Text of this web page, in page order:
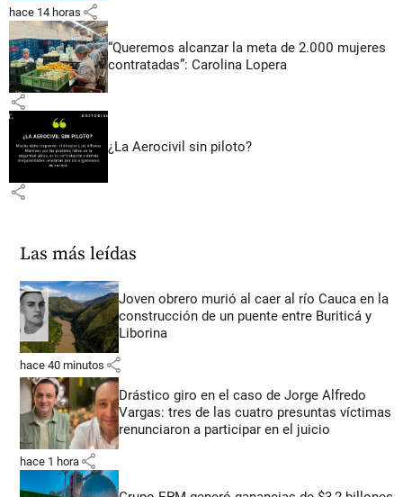
hace 14 horas share
“Queremos alcanzar la meta de 2.000 mujeres
contratadas”: Carolina Lopera
share
¿La Aerocivil sin piloto?
share
Las más leídas
Joven obrero murió al caer al río Cauca en la
construcción de un puente entre Buriticá y
Liborina
hace 40 minutos share
Drástico giro en el caso de Jorge Alfredo
Vargas: tres de las cuatro presuntas víctimas
renunciaron a participar en el juicio
hace 1 hora share